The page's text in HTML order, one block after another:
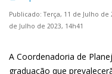
Publicado: Terça, 11 de Julho de
de Julho de 2023, 14h41
A Coordenadoria de
graduação que